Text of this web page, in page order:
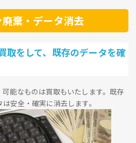
棄・データ消去
取をして、既存のデータを確
能なものは買取もいたします。既存
安全・確実に消去します。